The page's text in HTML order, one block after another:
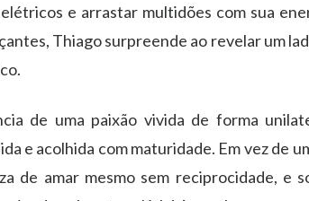
e arrastar multidões com sua
Thiago surpreende ao revelar um
de uma paixão vivida de forma
e acolhida com maturidade. Em vez de
de amar mesmo sem reciprocidade, e